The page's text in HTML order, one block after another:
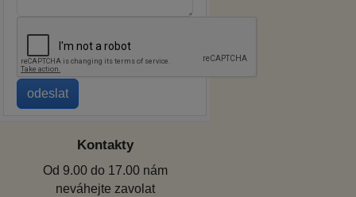
Kontakty
Od 9.00 do 17.00 nám
neváhejte zavolat